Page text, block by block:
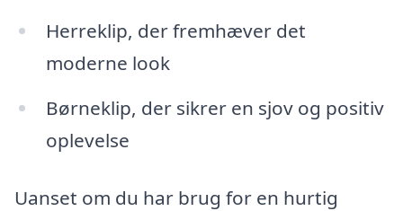
Herreklip, der fremhæver det
moderne look
Børneklip, der sikrer en sjov og positiv
oplevelse
Uanset om du har brug for en hurtig